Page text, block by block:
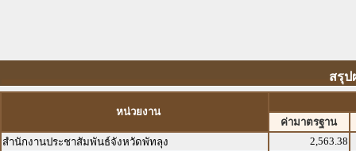
สรุป
หน่วยงาน
ค่ามาตรฐาน
สำนักงานประชาสัมพันธ์จังหวัดพัทลุง
2,563.38